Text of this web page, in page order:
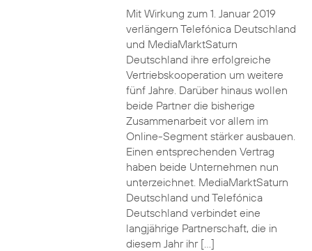
Mit Wirkung zum 1. Januar 2019
verlängern Telefónica Deutschland
und MediaMarktSaturn
Deutschland ihre erfolgreiche
Vertriebskooperation um weitere
fünf Jahre. Darüber hinaus wollen
beide Partner die bisherige
Zusammenarbeit vor allem im
Online-Segment stärker ausbauen.
Einen entsprechenden Vertrag
haben beide Unternehmen nun
unterzeichnet. MediaMarktSaturn
Deutschland und Telefónica
Deutschland verbindet eine
langjährige Partnerschaft, die in
diesem Jahr ihr […]